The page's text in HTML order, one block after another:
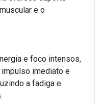
e o
e foco intensos,
imediato e
a fadiga e